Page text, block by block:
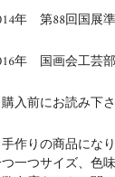
年 第88回国展
年 国画会工芸
購入前にお読み下
手作りの商品にな
一つサイズ、色